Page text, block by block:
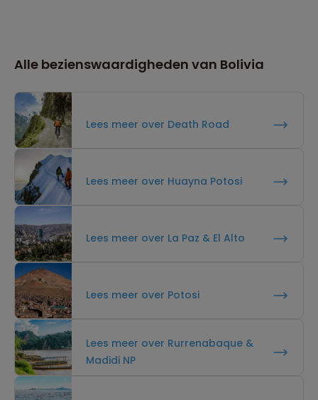
Alle bezienswaardigheden van Bolivia
Lees meer over Death Road
Lees meer over Huayna Potosi
Lees meer over La Paz & El Alto
Lees meer over Potosi
Lees meer over Rurrenabaque &
Madidi NP